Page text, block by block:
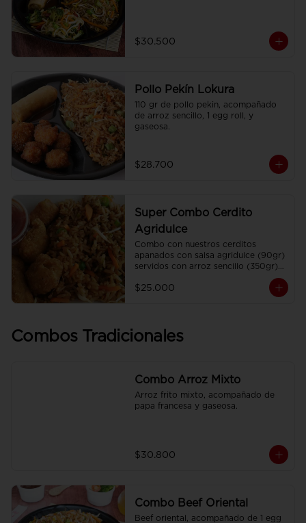
$30.500
Pollo Pekín Lokura
110 gr de pollo pekin, acompañado
de arroz sencillo, 1 egg roll, y
gaseosa.
$28.700
Super Combo Cerdito
Agridulce
Combo con nuestros cerditos
apanados con salsa agridulce (90gr)
servidos con arroz sencillo (350gr)
$25.000
Combos Tradicionales
Combo Arroz Mixto
Arroz frito mixto, acompañado de
papa francesa y gaseosa.
$30.800
Combo Beef Oriental
Beef oriental, acompañado de 1 egg